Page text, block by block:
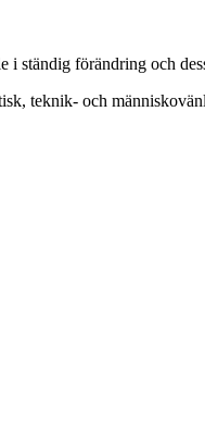
i ständig förändring och
teknik- och